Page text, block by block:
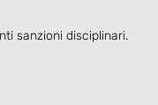
sanzioni disciplinari.